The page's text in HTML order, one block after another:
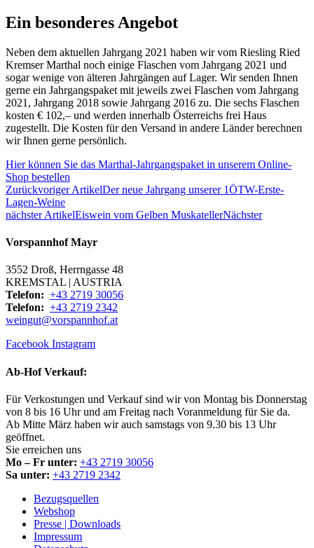
Ein besonderes Angebot
Neben dem aktuellen Jahrgang 2021 haben wir vom Riesling Ried
Kremser Marthal noch einige Flaschen vom Jahrgang 2021 und
sogar wenige von älteren Jahrgängen auf Lager. Wir senden Ihnen
gerne ein Jahrgangspaket mit jeweils zwei Flaschen vom Jahrgang
2021, Jahrgang 2018 sowie Jahrgang 2016 zu. Die sechs Flaschen
kosten € 102,– und werden innerhalb Österreichs frei Haus
zugestellt. Die Kosten für den Versand in andere Länder berechnen
wir Ihnen gerne persönlich.
Hier können Sie das Marthal-Jahrgangspaket in unserem Online-
Shop bestellen
Zurückvoriger ArtikelDer neue Jahrgang unserer 1ÖTW-Erste-
Lagen-Weine
nächster ArtikelEiswein vom Gelben MuskatellerNächster
Vorspannhof Mayr
3552 Droß, Herrngasse 48
KREMSTAL | AUSTRIA
Telefon: +43 2719 30056
Telefon: +43 2719 2342
weingut@vorspannhof.at
Facebook Instagram
Ab-Hof Verkauf:
Für Verkostungen und Verkauf sind wir von Montag bis Donnerstag
von 8 bis 16 Uhr und am Freitag nach Voranmeldung für Sie da.
Ab Mitte März haben wir auch samstags von 9.30 bis 13 Uhr
geöffnet.
Sie erreichen uns
Mo – Fr unter: +43 2719 30056
Sa unter: +43 2719 2342
Bezugsquellen
Webshop
Presse | Downloads
Impressum